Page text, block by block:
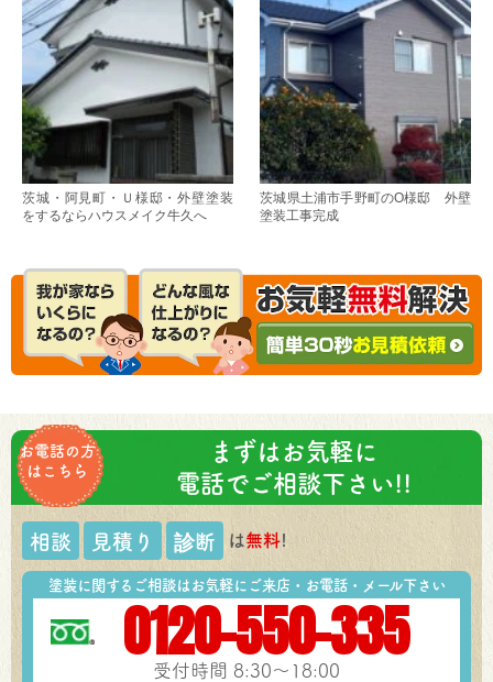
茨城・阿見町・Ｕ様邸・外壁塗装
をするならハウスメイク牛久へ
茨城県土浦市手野町のO様邸 外壁
塗装工事完成
お電話の方
はこちら
まずはお気軽に
電話でご相談下さい!!
相談 見積り 診断 は無料!
塗装に関するご相談はお気軽にご来店・お電話・メール下さい
0120-550-335
受付時間 8:30～18:00